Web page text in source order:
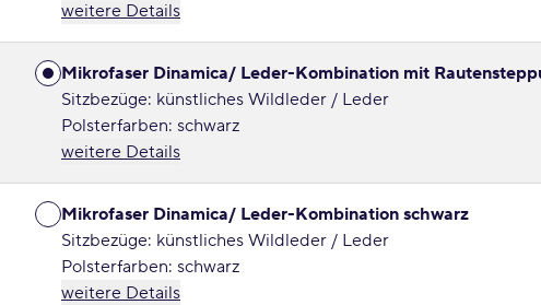
weitere Details
Mikrofaser Dinamica/ Leder-Kombination mit
Sitzbezüge: künstliches Wildleder / Leder
Polsterfarben: schwarz
weitere Details
Mikrofaser Dinamica/ Leder-Kombination schwarz
Sitzbezüge: künstliches Wildleder / Leder
Polsterfarben: schwarz
weitere Details